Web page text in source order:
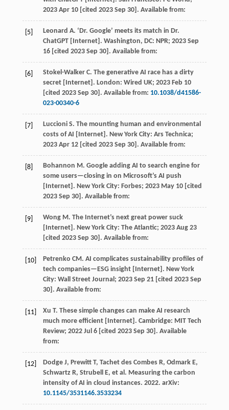
2023Apr 10 [cited 2023 Sep 30]. Available from:
[5] Leonard A. ‘Dr. Google’ meets its match in Dr.
ChatGPT [Internet]. Washington, DC: NPR; 2023Sep
16 [cited 2023 Sep 30]. Available from:
[6] Stokel-Walker C. The generative AI race has a dirty
secret [Internet]. London: Wired UK; 2023Feb 10
[cited 2023 Sep 30]. Available from: 10.1038/d41586-
023-00340-6
[7] Luccioni S. The mounting human and environmental
costs of AI [Internet]. New York City: Ars Technica;
2023Apr 12 [cited 2023 Sep 30]. Available from:
[8] Bohannon M. Google adding AI to search engine for
some users—closing in on Microsoft’s AI push
[Internet]. New York City: Forbes; 2023May 10 [cited
2023 Sep 30]. Available from:
[9] Wong M. The Internet’s next great power suck
[Internet]. New York City: The Atlantic; 2023Aug 23
[cited 2023 Sep 30]. Available from:
[10] Petrenko CM. AI complicates sustainability profiles of
tech companies—ESG insight [Internet]. New York
City: Wall Street Journal; 2023Sep 21 [cited 2023 Sep
30]. Available from:
[11] Xu T. These simple changes can make AI research
much more efficient [Internet]. Cambridge: MIT Tech
Review; 2022Jul 6 [cited 2023 Sep 30] . Available
from:
[12] Dodge J, Prewitt T, Tachet des Combes R, Odmark E,
Schwartz R, Strubell E, et al. Measuring the carbon
intensity of AI in cloud instances. 2022. arXiv:
10.1145/3531146.3533234